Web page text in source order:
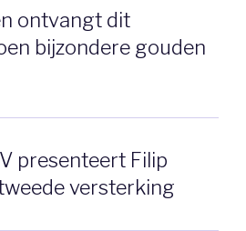
ontvangt dit
bijzondere gouden
presenteert Filip
versterking